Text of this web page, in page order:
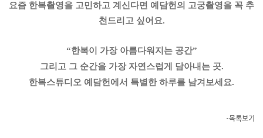
요즘 한복촬영을 고민하고 계신다면 예담헌의 고궁촬영을 꼭 추
천드리고 싶어요.
“한복이 가장 아름다워지는 공간”
그리고 그 순간을 가장 자연스럽게 담아내는 곳.
한복스튜디오 예담헌에서 특별한 하루를 남겨보세요.
-목록보기